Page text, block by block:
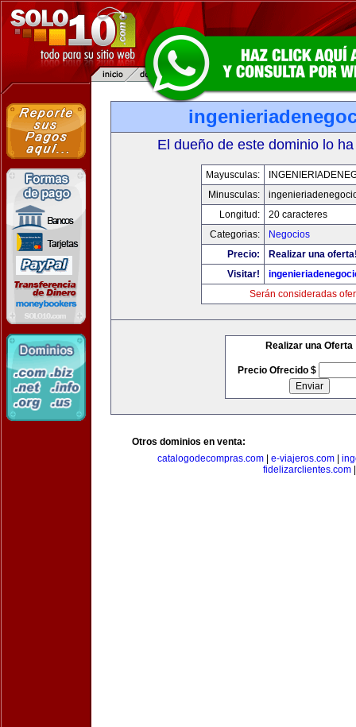
El dueño de este dominio lo
Mayusculas:
Minusculas:
Longitud:
20 caracteres
Categorias:
Negocios
Precio:
Realizar una
Visitar!
Serán consideradas
Realizar una Oferta
Precio Ofrecido $
Otros dominios en venta:
catalogodecompras.com| e-viajeros.com|
fidelizarclientes.com|